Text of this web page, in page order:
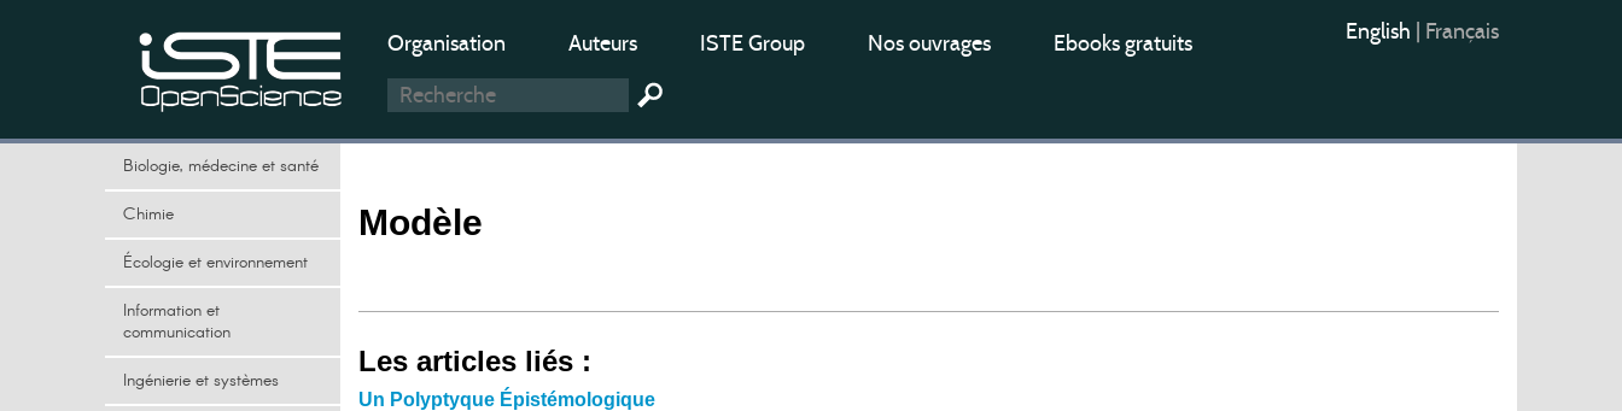
Organisation Auteurs ISTE Group Nos ouvrages Ebooks gratuits English Français
Biologie, médecine et santé
Chimie
Écologie et environnement
Information et
communication
Ingénierie et systèmes
Modèle
Les articles liés :
Un Polyptyque Épistémologique